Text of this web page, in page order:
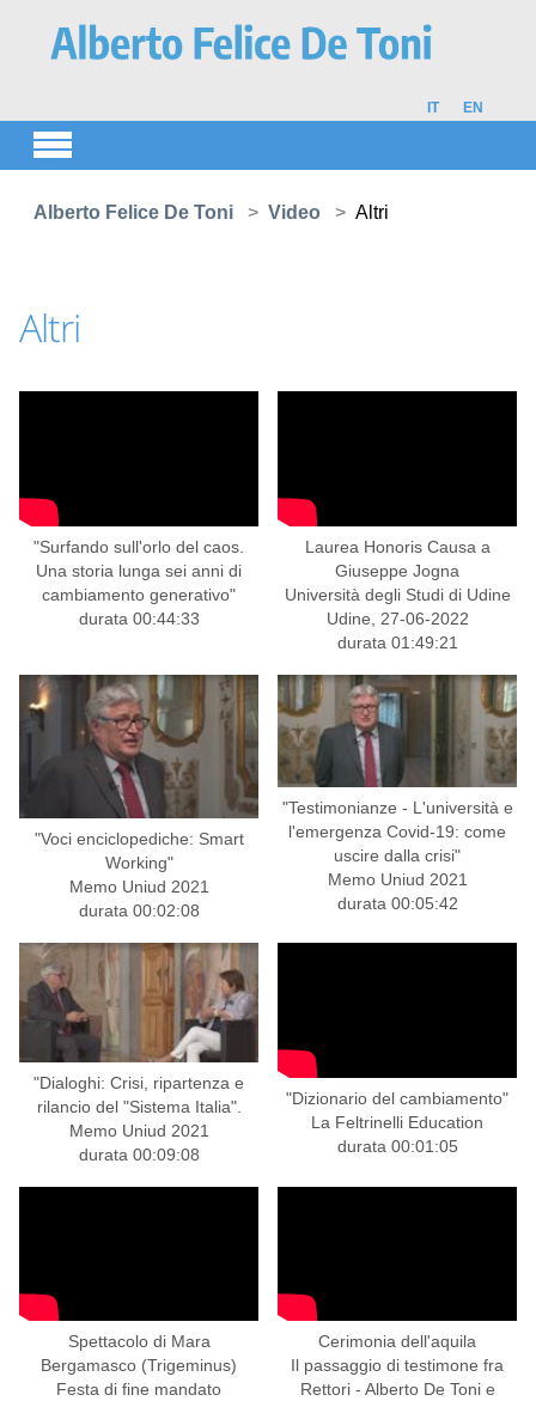
IT EN
Alberto Felice De Toni
Video Altri
Altri
"Surfando sull'orlo del caos.
Una storia lunga sei anni di
cambiamento generativo"
durata 00:44:33
Laurea Honoris Causa a
Giuseppe Jogna
Università degli Studi di Udine
Udine, 27-06-2022
durata 01:49:21
"Voci enciclopediche: Smart
Working"
Memo Uniud 2021
durata 00:02:08
"Testimonianze - L'università e
l'emergenza Covid-19: come
uscire dalla crisi"
Memo Uniud 2021
durata 00:05:42
"Dialoghi: Crisi, ripartenza e
rilancio del "Sistema Italia".
Memo Uniud 2021
durata 00:09:08
"Dizionario del cambiamento"
La Feltrinelli Education
durata 00:01:05
Spettacolo di Mara
Bergamasco (Trigeminus)
Festa di fine mandato
Cerimonia dell'aquila
Il passaggio di testimone fra
Rettori - Alberto De Toni e